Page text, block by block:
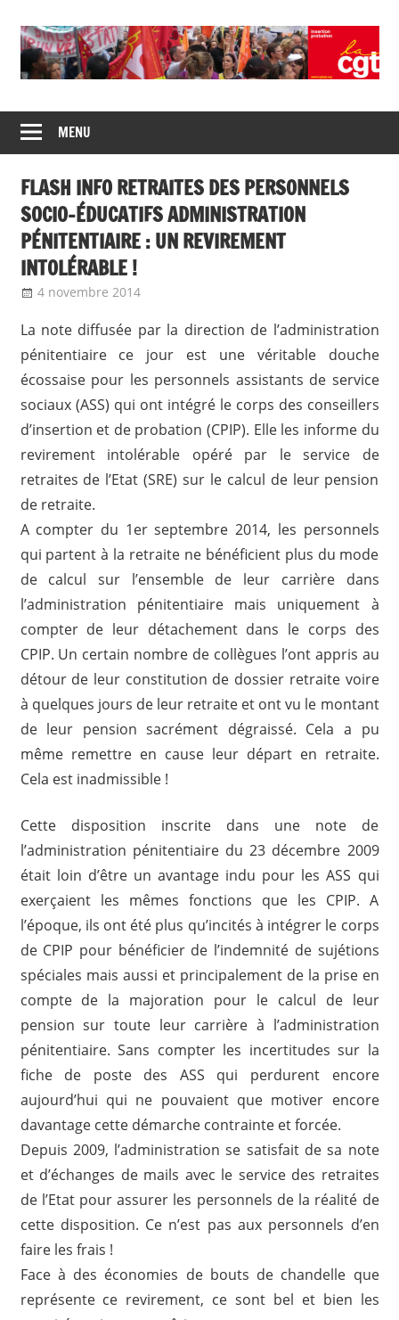
content
CGT
insertion
probation
de
syndicats
CGT
insertion
probation
MENU
FLASH INFO RETRAITES DES PERSONNELS
SOCIO-ÉDUCATIFS ADMINISTRATION
PÉNITENTIAIRE : UN REVIREMENT
INTOLÉRABLE !
4 novembre 2014
La note diffusée par la direction de l’administration
pénitentiaire ce jour est une véritable douche
écossaise pour les personnels assistants de service
sociaux (ASS) qui ont intégré le corps des conseillers
d’insertion et de probation (CPIP). Elle les informe du
revirement intolérable opéré par le service de
retraites de l’Etat (SRE) sur le calcul de leur pension
de retraite.
A compter du 1er septembre 2014, les personnels
qui partent à la retraite ne bénéficient plus du mode
de calcul sur l’ensemble de leur carrière dans
l’administration pénitentiaire mais uniquement à
compter de leur détachement dans le corps des
CPIP. Un certain nombre de collègues l’ont appris au
détour de leur constitution de dossier retraite voire
à quelques jours de leur retraite et ont vu le montant
de leur pension sacrément dégraissé. Cela a pu
même remettre en cause leur départ en retraite.
Cela est inadmissible !
Cette disposition inscrite dans une note de
l’administration pénitentiaire du 23 décembre 2009
était loin d’être un avantage indu pour les ASS qui
exerçaient les mêmes fonctions que les CPIP. A
l’époque, ils ont été plus qu’incités à intégrer le corps
de CPIP pour bénéficier de l’indemnité de sujétions
spéciales mais aussi et principalement de la prise en
compte de la majoration pour le calcul de leur
pension sur toute leur carrière à l’administration
pénitentiaire. Sans compter les incertitudes sur la
fiche de poste des ASS qui perdurent encore
aujourd’hui qui ne pouvaient que motiver encore
davantage cette démarche contrainte et forcée.
Depuis 2009, l’administration se satisfait de sa note
et d’échanges de mails avec le service des retraites
de l’Etat pour assurer les personnels de la réalité de
cette disposition. Ce n’est pas aux personnels d’en
faire les frais !
Face à des économies de bouts de chandelle que
représente ce revirement, ce sont bel et bien les